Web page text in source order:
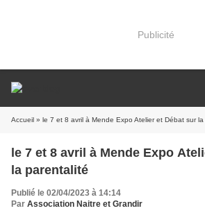
Publicité
Accueil » le 7 et 8 avril à Mende Expo Atelier et Débat sur
le 7 et 8 avril à Mende Expo
la parentalité
Publié le 02/04/2023 à 14:14
Par Association Naitre et Grandir